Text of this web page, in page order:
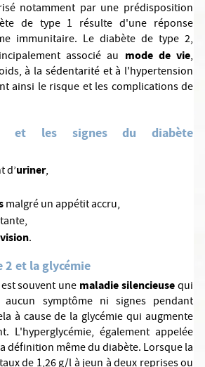
notamment par une prédisposition
de type 1 résulte d'une réponse
immunitaire. Le diabète de type 2,
associé au mode de vie,
à la sédentarité et à l'hypertension
ainsi le risque et les complications de
et les signes du diabète
d’uriner,
malgré un appétit accru,
vision.
2 et la glycémie
souvent une maladie silencieusequi
aucun symptôme ni signes pendant
à cause de la glycémie qui augmente
L'hyperglycémie, également appelée
définition même du diabète. Lorsque la